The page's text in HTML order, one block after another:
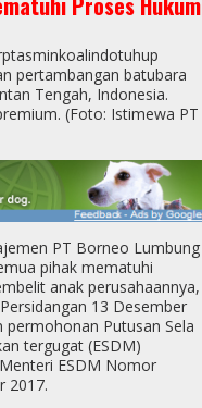
pertambangan batubara
Tengah, Indonesia.
(Foto: Istimewa PT
PT Borneo Lumbung
pihak mematuhi
anak perusahaannya,
13 Desember
Putusan Sela
tergugat (ESDM)
ESDM Nomor
2017.